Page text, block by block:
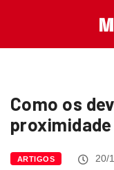
Como os
ARTIGOS 20/